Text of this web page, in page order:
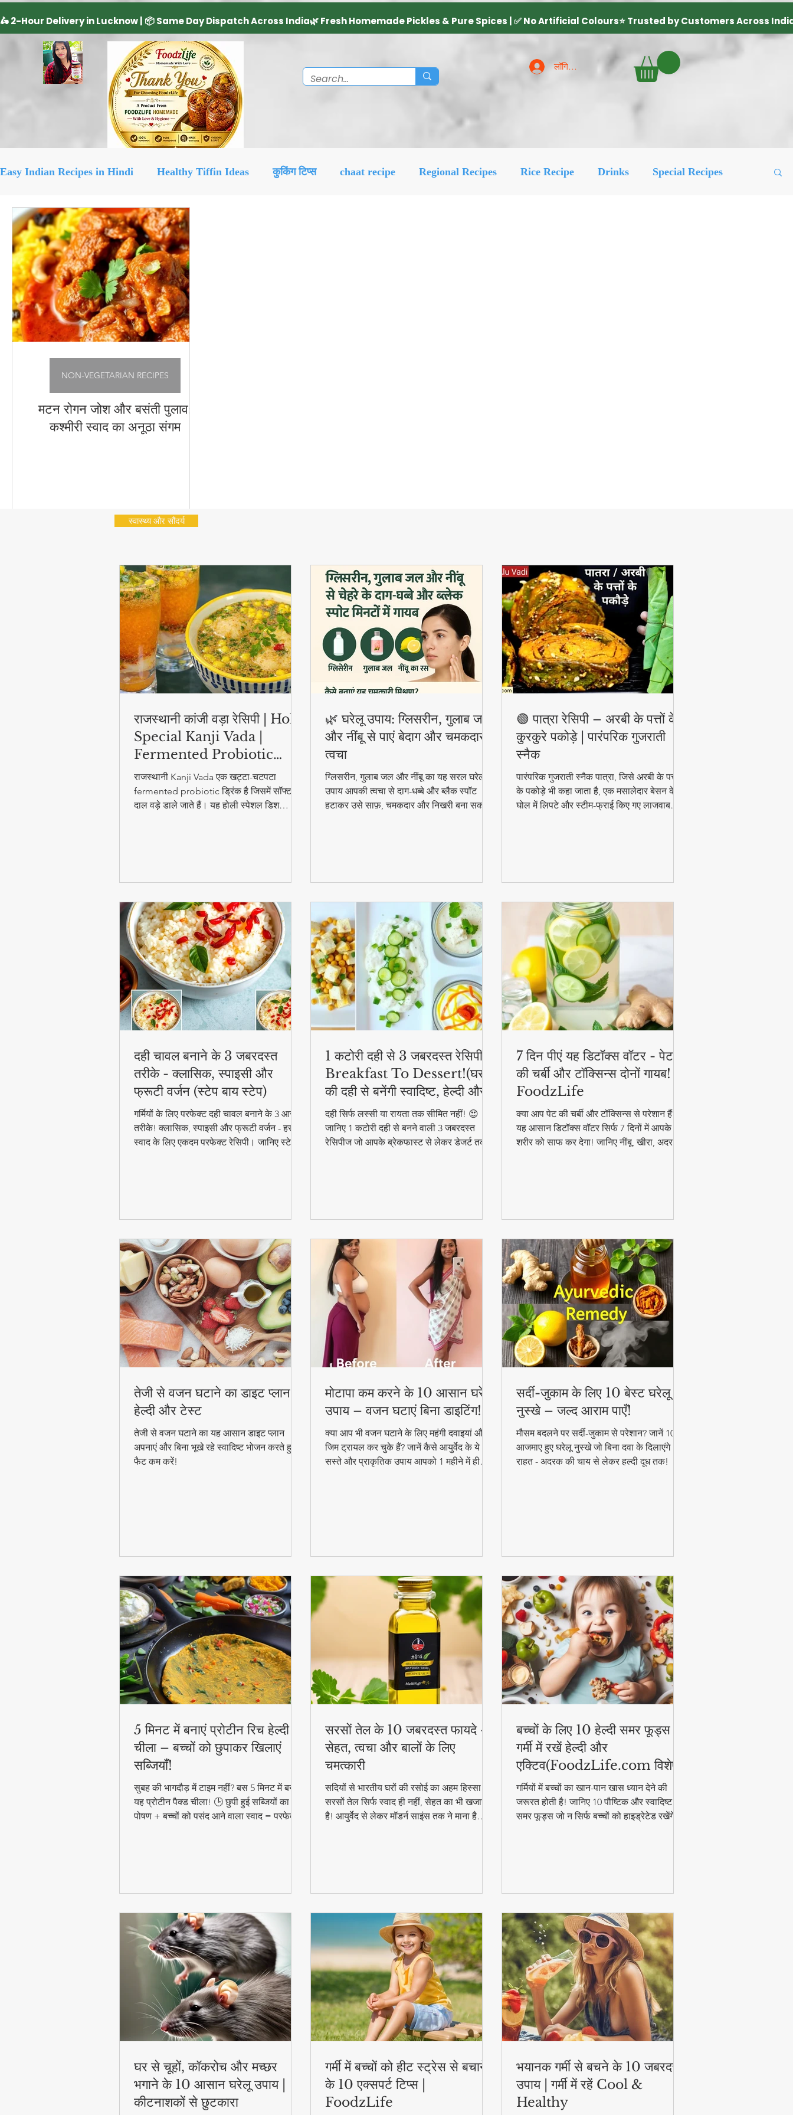
लॉगिन करें
Easy Indian Recipes in Hindi Healthy Tiffin Ideas कुकिंग टिप्स chaat recipe Regional Recipes Rice Recipe Drinks Special Recipes
Dairy Product cake recipe सिरका रेसिपीज
अचार - चटनी Cleaning Hacks
भारतीय नाश्ते (Indian Snacks) आम का अचार
Flatbread Recipes स्वास्थ्य और सौंदर्य
मटन रोगन जोश और बसंती पुलाव:
कश्मीरी स्वाद का अनूठा संगम
NON-VEGETARIAN RECIPES
View More
स्वास्थ्य और सौंदर्य
राजस्थानी कांजी वड़ा रेसिपी | Holi
Special Kanji Vada |
Fermented Probiotic
Drink
राजस्थानी Kanji Vada एक खट्टा-चटपटा
fermented probiotic ड्रिंक है जिसमें सॉफ्ट
दाल वड़े डाले जाते हैं। यह होली स्पेशल डिश
🌿 घरेलू उपाय: ग्लिसरीन, गुलाब जल
और नींबू से पाएं बेदाग और चमकदार
त्वचा
ग्लिसरीन, गुलाब जल और नींबू का यह सरल घरेलू
उपाय आपकी त्वचा से दाग-धब्बे और ब्लैक स्पॉट
हटाकर उसे साफ़, चमकदार और निखरी बना सकता
🟢 पात्रा रेसिपी – अरबी के पत्तों के
कुरकुरे पकोड़े | पारंपरिक गुजराती
स्नैक
पारंपरिक गुजराती स्नैक पात्रा, जिसे अरबी के पत्तों
के पकोड़े भी कहा जाता है, एक मसालेदार बेसन के
घोल में लिपटे और स्टीम-फ्राई किए गए लाजवाब
दही चावल बनाने के 3 जबरदस्त
तरीके - क्लासिक, स्पाइसी और
फ्रूटी वर्जन (स्टेप बाय स्टेप)
गर्मियों के लिए परफेक्ट दही चावल बनाने के 3 आसान
तरीके! क्लासिक, स्पाइसी और फ्रूटी वर्जन - हर
स्वाद के लिए एकदम परफेक्ट रेसिपी। जानिए स्टेप
1 कटोरी दही से 3 जबरदस्त रेसिपी –
Breakfast To Dessert!(घर
की दही से बनेंगी स्वादिष्ट, हेल्दी और
आसान डिशेज)
दही सिर्फ लस्सी या रायता तक सीमित नहीं! 😍
जानिए 1 कटोरी दही से बनने वाली 3 जबरदस्त
रेसिपीज जो आपके ब्रेकफास्ट से लेकर डेजर्ट तक
7 दिन पीएं यह डिटॉक्स वॉटर - पेट
की चर्बी और टॉक्सिन्स दोनों गायब! |
FoodzLife
क्या आप पेट की चर्बी और टॉक्सिन्स से परेशान हैं?
यह आसान डिटॉक्स वॉटर सिर्फ 7 दिनों में आपके
शरीर को साफ कर देगा! जानिए नींबू, खीरा, अदरक
तेजी से वजन घटाने का डाइट प्लान –
हेल्दी और टेस्ट
तेजी से वजन घटाने का यह आसान डाइट प्लान
अपनाएं और बिना भूखे रहे स्वादिष्ट भोजन करते हुए
फैट कम करें!
मोटापा कम करने के 10 आसान घरेलू
उपाय – वजन घटाएं बिना डाइटिंग!
क्या आप भी वजन घटाने के लिए महंगी दवाइयां और
जिम ट्रायल कर चुके हैं? जानें कैसे आयुर्वेद के ये
सस्ते और प्राकृतिक उपाय आपको 1 महीने में ही
सर्दी-जुकाम के लिए 10 बेस्ट घरेलू
नुस्खे – जल्द आराम पाएँ!
मौसम बदलने पर सर्दी-जुकाम से परेशान? जानें 10
आजमाए हुए घरेलू नुस्खे जो बिना दवा के दिलाएंगे
राहत - अदरक की चाय से लेकर हल्दी दूध तक!
5 मिनट में बनाएं प्रोटीन रिच हेल्दी
चीला – बच्चों को छुपाकर खिलाएं
सब्जियाँ!
सुबह की भागदौड़ में टाइम नहीं? बस 5 मिनट में बनाएं
यह प्रोटीन पैक्ड चीला! 🕒 छुपी हुई सब्जियों का
पोषण + बच्चों को पसंद आने वाला स्वाद = परफेक्ट
सरसों तेल के 10 जबरदस्त फायदे -
सेहत, त्वचा और बालों के लिए
चमत्कारी
सदियों से भारतीय घरों की रसोई का अहम हिस्सा रहा
सरसों तेल सिर्फ स्वाद ही नहीं, सेहत का भी खजाना
है! आयुर्वेद से लेकर मॉडर्न साइंस तक ने माना है
बच्चों के लिए 10 हेल्दी समर फूड्स |
गर्मी में रखें हेल्दी और
एक्टिव(FoodzLife.com विशेष)
गर्मियों में बच्चों का खान-पान खास ध्यान देने की
जरूरत होती है! जानिए 10 पौष्टिक और स्वादिष्ट
समर फूड्स जो न सिर्फ बच्चों को हाइड्रेटेड रखेंगे,
घर से चूहों, कॉकरोच और मच्छर
भगाने के 10 आसान घरेलू उपाय |
कीटनाशकों से छुटकारा
गर्मी में बच्चों को हीट स्ट्रेस से बचाने
के 10 एक्सपर्ट टिप्स |
FoodzLife
भयानक गर्मी से बचने के 10 जबरदस्त
उपाय | गर्मी में रहें Cool &
Healthy